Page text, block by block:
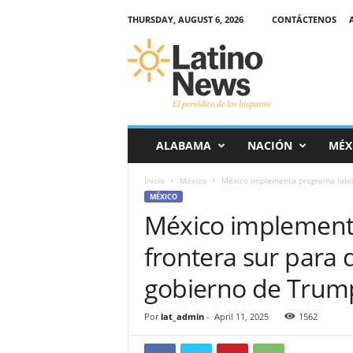
THURSDAY, AUGUST 6, 2026 CONTÁCTENOS
ó
ALABAMA NACIÓN
Inicio México México implementa programa
MÉXICO
México
frontera sur para
gobierno de
Por lat_admin- April 11, 2025 1562